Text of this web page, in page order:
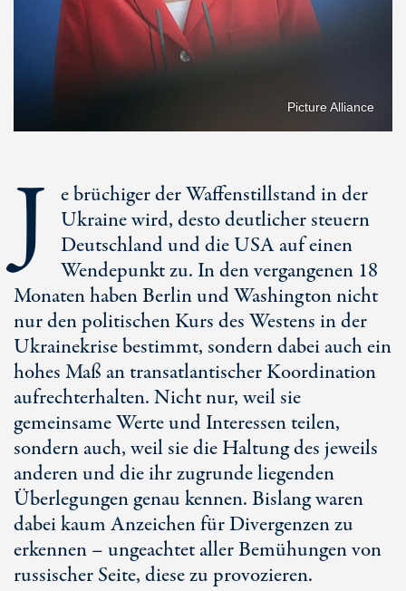
Picture Alliance
J e brüchiger der Waffenstillstand in der
Ukraine wird, desto deutlicher steuern
Deutschland und die USA auf einen
Wendepunkt zu. In den vergangenen 18
Monaten haben Berlin und Washington nicht
nur den politischen Kurs des Westens in der
Ukrainekrise bestimmt, sondern dabei auch ein
hohes Maß an transatlantischer Koordination
aufrechterhalten. Nicht nur, weil sie
gemeinsame Werte und Interessen teilen,
sondern auch, weil sie die Haltung des jeweils
anderen und die ihr zugrunde liegenden
Überlegungen genau kennen. Bislang waren
dabei kaum Anzeichen für Divergenzen zu
erkennen – ungeachtet aller Bemühungen von
russischer Seite, diese zu provozieren.